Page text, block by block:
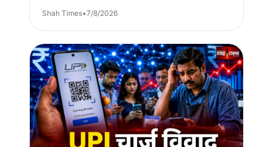
Shah Times•7/8/2026